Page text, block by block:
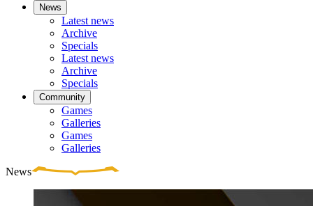
News
Latest news
Archive
Specials
Latest news
Archive
Specials
Community
Games
Galleries
Games
Galleries
News